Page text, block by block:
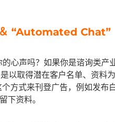
“Automated Chat”
心声吗？如果你是谘询类产
以取得潜在客户名单、资料为
方式来刊登广告，例如发布
下资料。